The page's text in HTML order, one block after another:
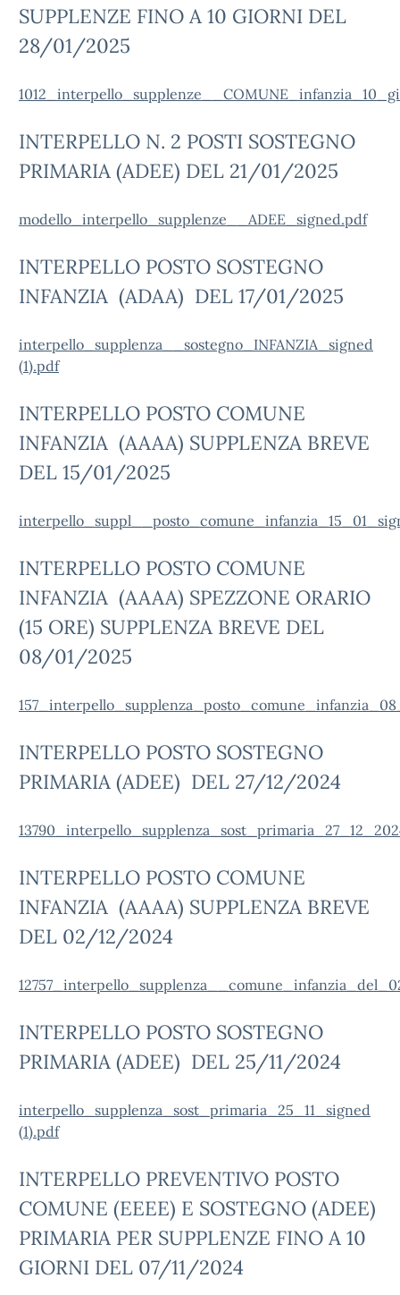
SUPPLENZE FINO A 10 GIORNI DEL
28/01/2025
INTERPELLO N. 2 POSTI SOSTEGNO
PRIMARIA (ADEE) DEL 21/01/2025
modello_interpello_supplenze__ADEE_signed.pdf
INTERPELLO POSTO SOSTEGNO
INFANZIA (ADAA) DEL 17/01/2025
interpello_supplenza__sostegno_INFANZIA_signed
(1).pdf
INTERPELLO POSTO COMUNE
INFANZIA (AAAA) SUPPLENZA BREVE
DEL 15/01/2025
INTERPELLO POSTO COMUNE
INFANZIA (AAAA) SPEZZONE ORARIO
(15 ORE) SUPPLENZA BREVE DEL
08/01/2025
INTERPELLO POSTO SOSTEGNO
PRIMARIA (ADEE) DEL 27/12/2024
INTERPELLO POSTO COMUNE
INFANZIA (AAAA) SUPPLENZA BREVE
DEL 02/12/2024
INTERPELLO POSTO SOSTEGNO
PRIMARIA (ADEE) DEL 25/11/2024
interpello_supplenza_sost_primaria_25_11_signed
(1).pdf
INTERPELLO PREVENTIVO POSTO
COMUNE (EEEE) E SOSTEGNO (ADEE)
PRIMARIA PER SUPPLENZE FINO A 10
GIORNI DEL 07/11/2024